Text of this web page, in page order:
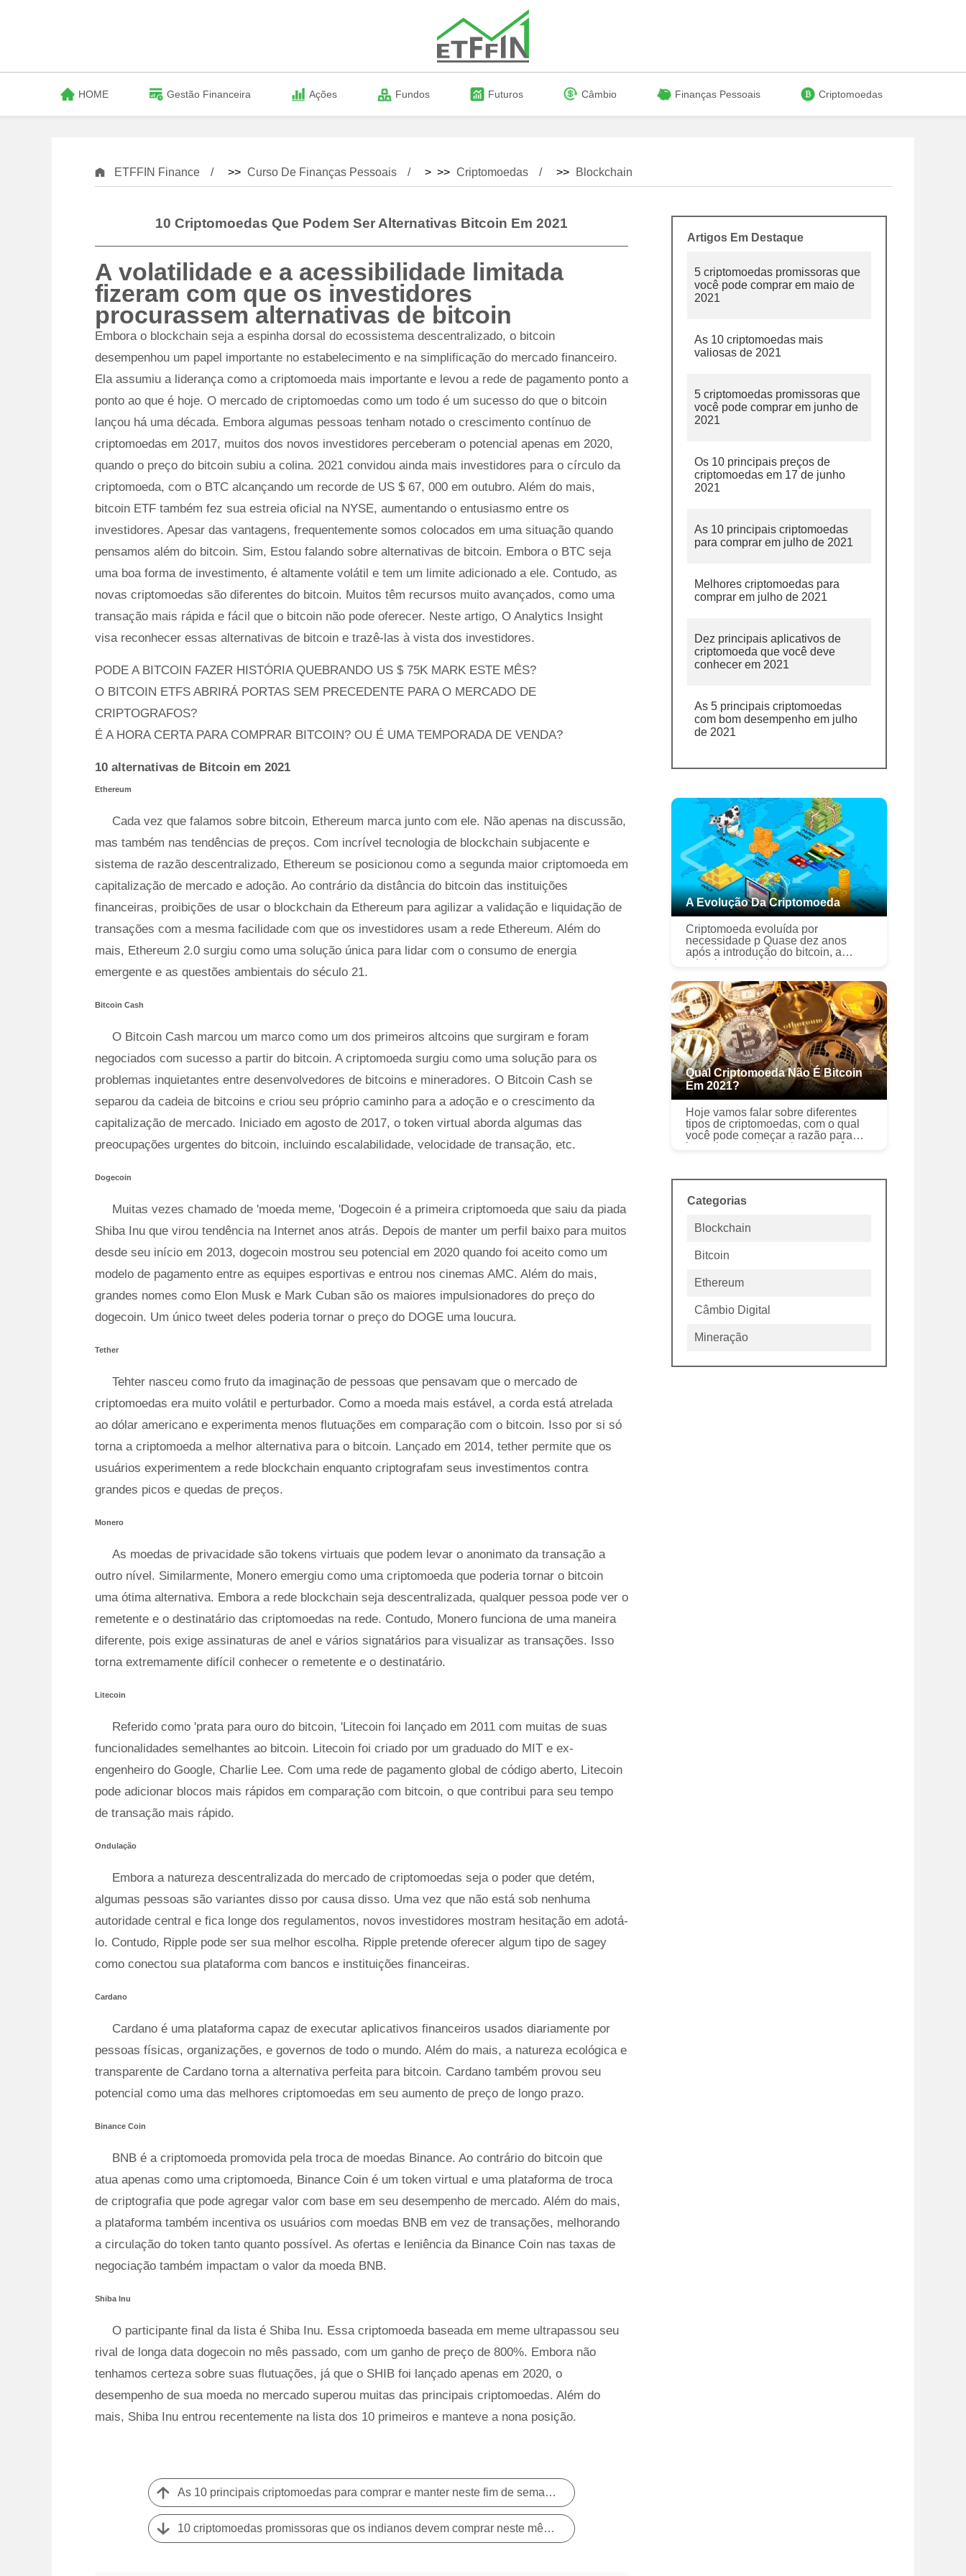
HOME Gestão Financeira Ações Fundos Futuros Câmbio Finanças Pessoais Criptomoedas
ETFFIN Finance >> Curso De Finanças Pessoais > >> Criptomoedas >> Blockchain
10 Criptomoedas Que Podem Ser Alternativas Bitcoin Em 2021
A volatilidade e a acessibilidade limitada
fizeram com que os investidores
procurassem alternativas de bitcoin
Embora o blockchain seja a espinha dorsal do ecossistema descentralizado, o bitcoin
desempenhou um papel importante no estabelecimento e na simplificação do mercado financeiro.
Ela assumiu a liderança como a criptomoeda mais importante e levou a rede de pagamento ponto a
ponto ao que é hoje. O mercado de criptomoedas como um todo é um sucesso do que o bitcoin
lançou há uma década. Embora algumas pessoas tenham notado o crescimento contínuo de
criptomoedas em 2017, muitos dos novos investidores perceberam o potencial apenas em 2020,
quando o preço do bitcoin subiu a colina. 2021 convidou ainda mais investidores para o círculo da
criptomoeda, com o BTC alcançando um recorde de US $ 67, 000 em outubro. Além do mais,
bitcoin ETF também fez sua estreia oficial na NYSE, aumentando o entusiasmo entre os
investidores. Apesar das vantagens, frequentemente somos colocados em uma situação quando
pensamos além do bitcoin. Sim, Estou falando sobre alternativas de bitcoin. Embora o BTC seja
uma boa forma de investimento, é altamente volátil e tem um limite adicionado a ele. Contudo, as
novas criptomoedas são diferentes do bitcoin. Muitos têm recursos muito avançados, como uma
transação mais rápida e fácil que o bitcoin não pode oferecer. Neste artigo, O Analytics Insight
visa reconhecer essas alternativas de bitcoin e trazê-las à vista dos investidores.
PODE A BITCOIN FAZER HISTÓRIA QUEBRANDO US $ 75K MARK ESTE MÊS?
O BITCOIN ETFS ABRIRÁ PORTAS SEM PRECEDENTE PARA O MERCADO DE
CRIPTOGRAFOS?
É A HORA CERTA PARA COMPRAR BITCOIN? OU É UMA TEMPORADA DE VENDA?
10 alternativas de Bitcoin em 2021
Ethereum
Cada vez que falamos sobre bitcoin, Ethereum marca junto com ele. Não apenas na discussão,
mas também nas tendências de preços. Com incrível tecnologia de blockchain subjacente e
sistema de razão descentralizado, Ethereum se posicionou como a segunda maior criptomoeda em
capitalização de mercado e adoção. Ao contrário da distância do bitcoin das instituições
financeiras, proibições de usar o blockchain da Ethereum para agilizar a validação e liquidação de
transações com a mesma facilidade com que os investidores usam a rede Ethereum. Além do
mais, Ethereum 2.0 surgiu como uma solução única para lidar com o consumo de energia
emergente e as questões ambientais do século 21.
Bitcoin Cash
O Bitcoin Cash marcou um marco como um dos primeiros altcoins que surgiram e foram
negociados com sucesso a partir do bitcoin. A criptomoeda surgiu como uma solução para os
problemas inquietantes entre desenvolvedores de bitcoins e mineradores. O Bitcoin Cash se
separou da cadeia de bitcoins e criou seu próprio caminho para a adoção e o crescimento da
capitalização de mercado. Iniciado em agosto de 2017, o token virtual aborda algumas das
preocupações urgentes do bitcoin, incluindo escalabilidade, velocidade de transação, etc.
Dogecoin
Muitas vezes chamado de 'moeda meme, 'Dogecoin é a primeira criptomoeda que saiu da piada
Shiba Inu que virou tendência na Internet anos atrás. Depois de manter um perfil baixo para muitos
desde seu início em 2013, dogecoin mostrou seu potencial em 2020 quando foi aceito como um
modelo de pagamento entre as equipes esportivas e entrou nos cinemas AMC. Além do mais,
grandes nomes como Elon Musk e Mark Cuban são os maiores impulsionadores do preço do
dogecoin. Um único tweet deles poderia tornar o preço do DOGE uma loucura.
Tether
Tehter nasceu como fruto da imaginação de pessoas que pensavam que o mercado de
criptomoedas era muito volátil e perturbador. Como a moeda mais estável, a corda está atrelada
ao dólar americano e experimenta menos flutuações em comparação com o bitcoin. Isso por si só
torna a criptomoeda a melhor alternativa para o bitcoin. Lançado em 2014, tether permite que os
usuários experimentem a rede blockchain enquanto criptografam seus investimentos contra
grandes picos e quedas de preços.
Monero
As moedas de privacidade são tokens virtuais que podem levar o anonimato da transação a
outro nível. Similarmente, Monero emergiu como uma criptomoeda que poderia tornar o bitcoin
uma ótima alternativa. Embora a rede blockchain seja descentralizada, qualquer pessoa pode ver o
remetente e o destinatário das criptomoedas na rede. Contudo, Monero funciona de uma maneira
diferente, pois exige assinaturas de anel e vários signatários para visualizar as transações. Isso
torna extremamente difícil conhecer o remetente e o destinatário.
Litecoin
Referido como 'prata para ouro do bitcoin, 'Litecoin foi lançado em 2011 com muitas de suas
funcionalidades semelhantes ao bitcoin. Litecoin foi criado por um graduado do MIT e ex-
engenheiro do Google, Charlie Lee. Com uma rede de pagamento global de código aberto, Litecoin
pode adicionar blocos mais rápidos em comparação com bitcoin, o que contribui para seu tempo
de transação mais rápido.
Ondulação
Embora a natureza descentralizada do mercado de criptomoedas seja o poder que detém,
algumas pessoas são variantes disso por causa disso. Uma vez que não está sob nenhuma
autoridade central e fica longe dos regulamentos, novos investidores mostram hesitação em adotá-
lo. Contudo, Ripple pode ser sua melhor escolha. Ripple pretende oferecer algum tipo de sagey
como conectou sua plataforma com bancos e instituições financeiras.
Cardano
Cardano é uma plataforma capaz de executar aplicativos financeiros usados ​​diariamente por
pessoas físicas, organizações, e governos de todo o mundo. Além do mais, a natureza ecológica e
transparente de Cardano torna a alternativa perfeita para bitcoin. Cardano também provou seu
potencial como uma das melhores criptomoedas em seu aumento de preço de longo prazo.
Binance Coin
BNB é a criptomoeda promovida pela troca de moedas Binance. Ao contrário do bitcoin que
atua apenas como uma criptomoeda, Binance Coin é um token virtual e uma plataforma de troca
de criptografia que pode agregar valor com base em seu desempenho de mercado. Além do mais,
a plataforma também incentiva os usuários com moedas BNB em vez de transações, melhorando
a circulação do token tanto quanto possível. As ofertas e leniência da Binance Coin nas taxas de
negociação também impactam o valor da moeda BNB.
Shiba Inu
O participante final da lista é Shiba Inu. Essa criptomoeda baseada em meme ultrapassou seu
rival de longa data dogecoin no mês passado, com um ganho de preço de 800%. Embora não
tenhamos certeza sobre suas flutuações, já que o SHIB foi lançado apenas em 2020, o
desempenho de sua moeda no mercado superou muitas das principais criptomoedas. Além do
mais, Shiba Inu entrou recentemente na lista dos 10 primeiros e manteve a nona posição.
As 10 principais criptomoedas para comprar e manter neste fim de semana de novembro
10 criptomoedas promissoras que os indianos devem comprar neste mês de novembro
Artigos Em Destaque
5 criptomoedas promissoras que
você pode comprar em maio de
2021
As 10 criptomoedas mais
valiosas de 2021
5 criptomoedas promissoras que
você pode comprar em junho de
2021
Os 10 principais preços de
criptomoedas em 17 de junho
2021
As 10 principais criptomoedas
para comprar em julho de 2021
Melhores criptomoedas para
comprar em julho de 2021
Dez principais aplicativos de
criptomoeda que você deve
conhecer em 2021
As 5 principais criptomoedas
com bom desempenho em julho
de 2021
A Evolução Da Criptomoeda
Criptomoeda evoluída por
necessidade p Quase dez anos
após a introdução do bitcoin, a
primeira e mais importante
continuam a desafiar o dia do juízo
final. Apesar de exis...
Qual Criptomoeda Não É Bitcoin
Em 2021?
Hoje vamos falar sobre diferentes
tipos de criptomoedas, com o qual
você pode começar a razão para
investir, em primeiro lugar, você
Categorias
Blockchain
Bitcoin
Ethereum
Câmbio Digital
Mineração